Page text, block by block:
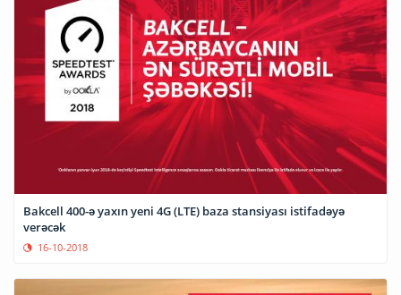
Bakcell 400-ə yaxın yeni 4G (LTE) baza stansiyası istifadəyə
verəcək
16-10-2018